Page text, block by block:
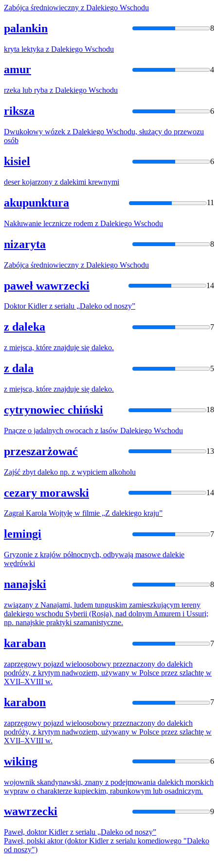
Zabójca średniowieczny z Dalekiego Wschodu
palankin 8
kryta lektyka z Dalekiego Wschodu
amur 4
rzeka lub ryba z Dalekiego Wschodu
riksza 6
Dwukołowy wózek z Dalekiego Wschodu, służący do przewozu
osób
kisiel 6
deser kojarzony z dalekimi krewnymi
akupunktura 11
Nakłuwanie lecznicze rodem z Dalekiego Wschodu
nizaryta 8
Zabójca średniowieczny z Dalekiego Wschodu
paweł wawrzecki 14
Doktor Kidlerz serialu „Daleko od noszy”
z daleka 7
z miejsca, które znajduje się daleko.
z dala 5
z miejsca, które znajduje się daleko.
cytrynowiec chiński 18
Pnącze o jadalnych owocach z lasów Dalekiego Wschodu
przeszarżować 13
Zajść zbyt daleko np. z wypiciem alkoholu
cezary morawski 14
Zagrał Karola Wojtyłę w filmie „Z dalekiego kraju”
lemingi 7
Gryzonie z krajów północnych, odbywają masowe dalekie
wędrówki
nanajski 8
związany z Nanajami, ludem tunguskim zamieszkującym tereny
dalekiego wschodu Syberii (Rosja), nad dolnym Amurem i Ussuri;
np. nanajskie praktyki szamanistyczne.
karaban 7
zaprzęgowy pojazd wieloosobowy przeznaczony do dalekich
podróży, z krytym nadwoziem, używany w Polsce przez szlachtę w
XVII–XVIII w.
karabon 7
zaprzęgowy pojazd wieloosobowy przeznaczony do dalekich
podróży, z krytym nadwoziem, używany w Polsce przez szlachtę w
XVII–XVIII w.
wiking 6
wojownik skandynawski, znany z podejmowania dalekich morskich
wypraw o charakterze kupieckim, rabunkowym lub osadniczym.
wawrzecki 9
Paweł, doktor Kidlerz serialu „Daleko od noszy”
Paweł, polski aktor (doktor Kidlerz serialu komediowego "Daleko
od noszy")